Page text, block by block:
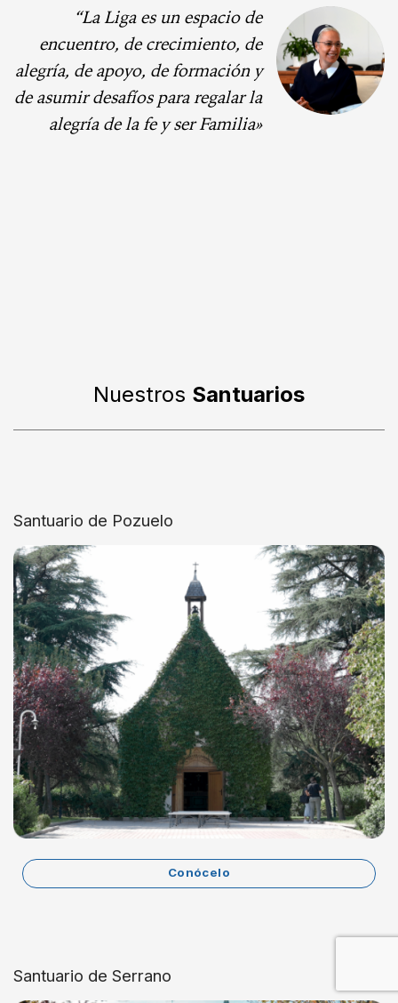
“La Liga es un espacio de
encuentro, de crecimiento, de
alegría, de apoyo, de formación y
de asumir desafíos para regalar la
alegría de la fe y ser Familia»
Nuestros Santuarios
Santuario de Pozuelo
Conócelo
Santuario de Serrano